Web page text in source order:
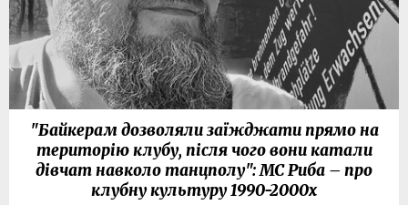
"Байкерам дозволяли заїжджати прямо на
територію клубу, після чого вони катали
дівчат навколо танцполу": МС Риба – про
клубну культуру 1990-2000х